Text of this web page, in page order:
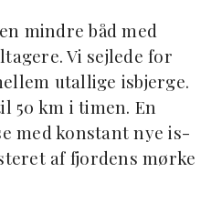
mindre båd med
Vi sejlede for
utallige isbjerge.
50 km i timen. En
med konstant nye is-
af fjordens mørke